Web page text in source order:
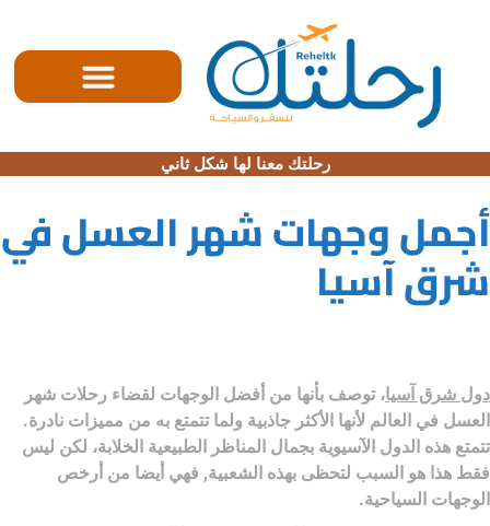
رحلتك معنا لها شكل ثاني
أجمل وجهات شهر العسل في
شرق آسيا
دول شرق آسيا، توصف بأنها من أفضل الوجهات لقضاء رحلات شهر
العسل في العالم لأنها الأكثر جاذبية ولما تتمتع به من مميزات نادرة.
تتمتع هذه الدول الآسيوية بجمال المناظر الطبيعية الخلابة، لكن ليس
فقط هذا هو السبب لتحظى بهذه الشعبية, فهي أيضا من أرخص
الوجهات السياحية.